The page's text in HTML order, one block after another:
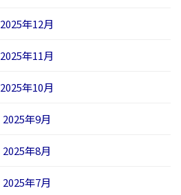
2025年12月
2025年11月
2025年10月
2025年9月
2025年8月
2025年7月